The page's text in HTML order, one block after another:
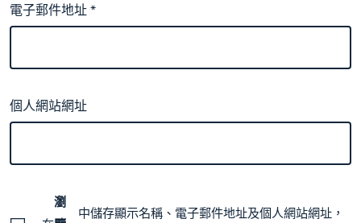
電子郵件地址*
個人網站網址
瀏
中儲存顯示名稱、電子郵件地址及個人網站網址，